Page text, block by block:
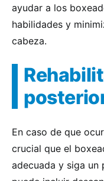
ayudar a los
habilidades y
cabeza.
En caso de que
crucial que el
adecuada y siga un